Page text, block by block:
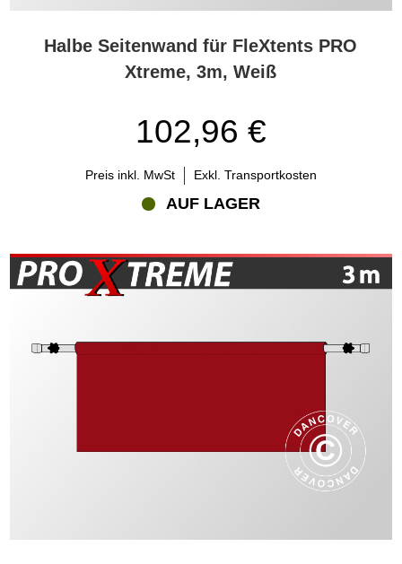
Halbe Seitenwand für FleXtents PRO
Xtreme, 3m, Weiß
102,96 €
Preis inkl. MwSt Exkl. Transportkosten
AUF LAGER